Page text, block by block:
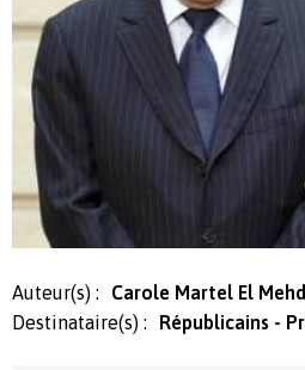
Auteur(s) :
Carole Martel El
Destinataire(s) :
Républicains -